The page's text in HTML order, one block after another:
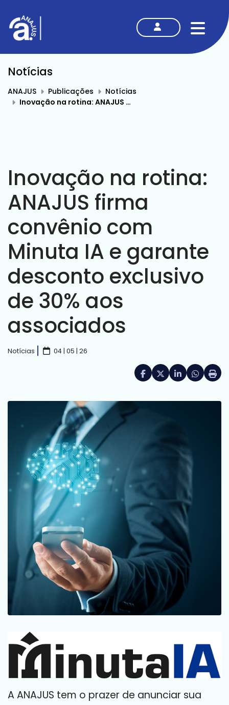
MENU
Notícias
ANAJUS Publicações
Notícias
Inovação na rotina: ANAJUS firma convênio com Minuta IA e garante desconto exclusivo de 30% aos associados
Inovação na rotina:
ANAJUS firma
convênio com
Minuta IA e garante
desconto exclusivo
de 30% aos
associados
Notícias 04 | 05 | 26
A ANAJUS tem o prazer de anunciar sua